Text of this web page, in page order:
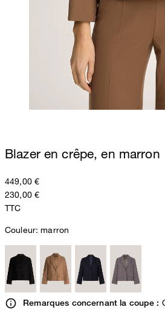
Blazer en crêpe, en marron
449,00 €
230,00 €
TTC
Couleur:marron
Remarques concernant la coupe :